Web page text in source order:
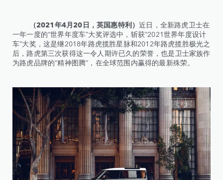
（2021年4月20日，英国惠特利）近日，全新路虎卫士在
一年一度的“世界年度车”大奖评选中，斩获“2021世界年度设计
车”大奖，这是继2018年路虎揽胜星脉和2012年路虎揽胜极光之
后，路虎第三次获得这一令人期许已久的荣誉，也是卫士家族作
为路虎品牌的“精神图腾”，在全球范围内赢得的最新殊荣。